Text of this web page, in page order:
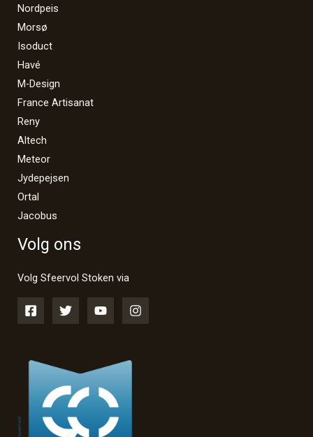
Nordpeis
Morsø
Isoduct
Havé
M-Design
France Artisanat
Reny
Altech
Meteor
Jydepejsen
Ortal
Jacobus
Volg ons
Volg Sfeervol Stoken via